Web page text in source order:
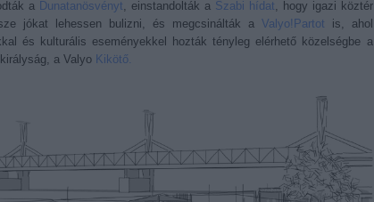
a Dunatanösvényt, einstandolták a Szabi hídat, hogy igazi köztér
jókat lehessen bulizni, és megcsinálták a Valyo!Partot is, ahol
és kulturális eseményekkel hozták tényleg elérhető közelségbe a
a Valyo Kikötő.